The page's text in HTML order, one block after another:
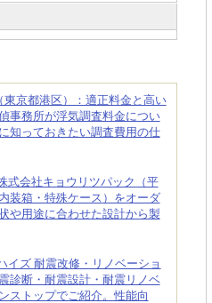
京都港区）：適正料金と高い
事務所が浮気調査料金につい
知っておきたい調査費用の仕
式会社キョウリツパック（平
装箱・特殊ケース）をオーダ
や用途に合わせた設計から製
イズ 耐震改修・リノベーショ
診断・耐震設計・耐震リノベ
ストップでご紹介。性能向